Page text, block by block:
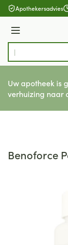
Ga naar de inhoud
Apothekersadvies
Menu
Product, merk,
Uw apotheek is
verhuizing naar
Benoforce